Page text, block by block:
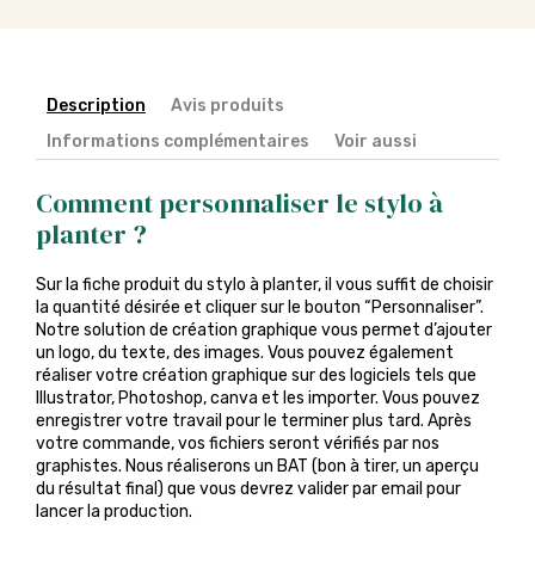
Description
Avis produits
Informations complémentaires
Voir aussi
Comment personnaliser le stylo à
planter ?
Sur la fiche produit du stylo à planter, il vous suffit de choisir
la quantité désirée et cliquer sur le bouton “Personnaliser”.
Notre solution de création graphique vous permet d’ajouter
un logo, du texte, des images. Vous pouvez également
réaliser votre création graphique sur des logiciels tels que
Illustrator, Photoshop, canva et les importer. Vous pouvez
enregistrer votre travail pour le terminer plus tard. Après
votre commande, vos fichiers seront vérifiés par nos
graphistes. Nous réaliserons un BAT (bon à tirer, un aperçu
du résultat final) que vous devrez valider par email pour
lancer la production.